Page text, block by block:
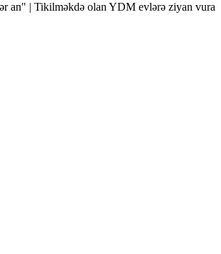
an" | Tikilməkdə olan YDM evlərə ziyan vura